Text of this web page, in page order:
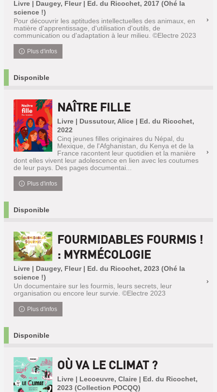
Livre | Daugey, Fleur | Ed. du Ricochet, 2017 (Ohé la
science !)
Pour découvrir les aptitudes intellectuelles des animaux, en
matière d'apprentissage, d'utilisation d'outils, de
communication ou d'adaptation à leur milieu. ©Electre 2023
Plus d'infos
Disponible
NAÎTRE FILLE
Livre | Dussutour, Alice | Ed. du Ricochet,
2022
Cinq jeunes filles originaires du Népal, du
Mexique, de l'Afghanistan, du Kenya et de la
France racontent leur quotidien et la manière
dont elles vivent leur adolescence en lien avec les coutumes
de leur pays. Des pages documentai...
Plus d'infos
Disponible
FOURMIDABLES FOURMIS !
: MYRMÉCOLOGIE
Livre | Daugey, Fleur | Ed. du Ricochet, 2023 (Ohé la
science !)
Un documentaire sur les fourmis, leurs secrets, leur
organisation ou encore leur survie. ©Electre 2023
Plus d'infos
Disponible
OÙ VA LE CLIMAT ?
Livre | Lecoeuvre, Claire | Ed. du Ricochet,
2023 (Collection POCQQ)